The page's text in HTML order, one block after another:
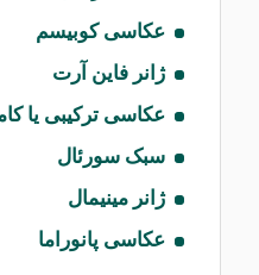
عکاسی کوبیسم
ژانر فاین آرت
عکاسی ترکیبی یا
سبک سورئال
ژانر مینیمال
عکاسی پانوراما